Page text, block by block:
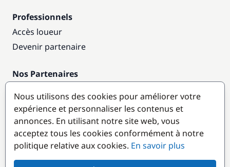
Professionnels
Accès loueur
Devenir partenaire
Nos Partenaires
Destinations populaires
Nous utilisons des cookies pour améliorer votre
expérience et personnaliser les contenus et
annonces. En utilisant notre site web, vous
acceptez tous les cookies conformément à notre
politique relative aux cookies. En savoir plus